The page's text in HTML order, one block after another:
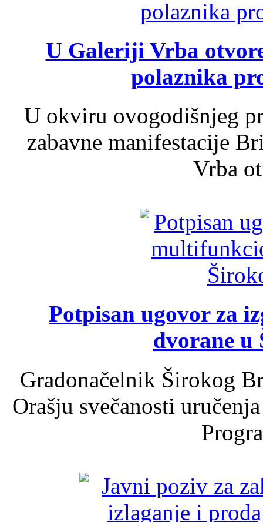
U Galeriji Vrba
polaznika
U okviru ovogodišnjeg
zabavne manifestacije
Vrba
Potpisan ugovor za
dvorane u
Gradonačelnik Širokog
Orašju svečanosti